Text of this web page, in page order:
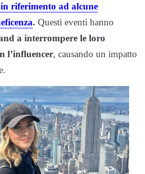
riferimento ad alcune
. Questi eventi hanno
a interrompere le loro
l’influencer, causando un impatto